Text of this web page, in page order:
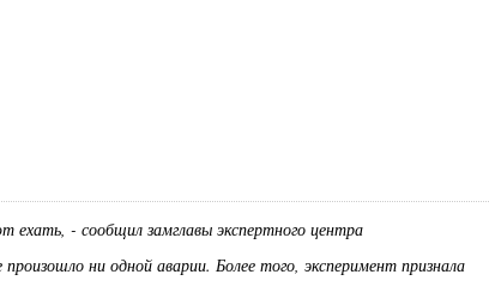
- сообщил замглавы экспертного центра
ни одной аварии. Более того, эксперимент признала